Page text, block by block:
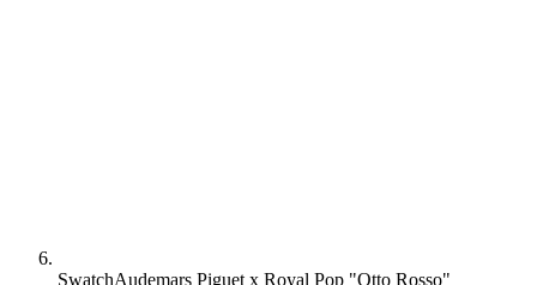
SwatchAudemars Piguet x Royal Pop "Otto Rosso"